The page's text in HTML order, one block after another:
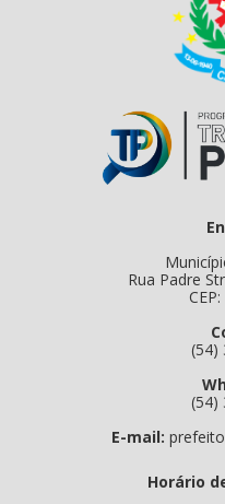
Rua Padre
(54)
(54)
E-mail:
Horário